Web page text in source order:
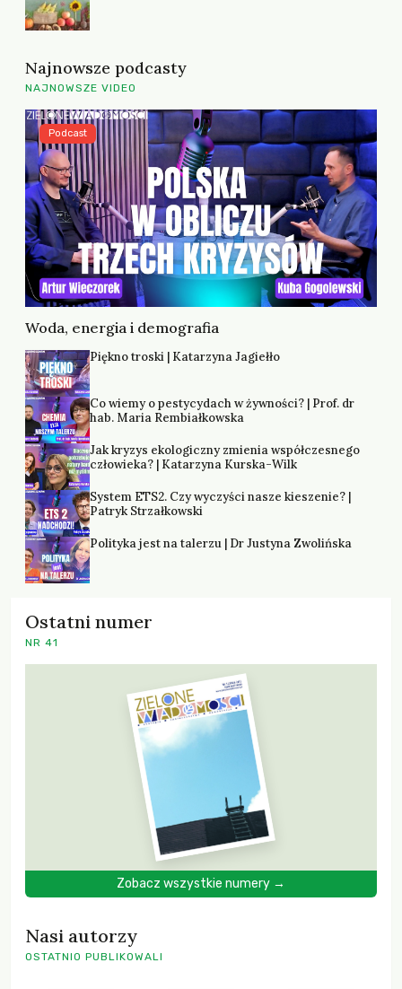
Najnowsze podcasty
NAJNOWSZE VIDEO
Woda, energia i demografia
Podcast
Piękno troski | Katarzyna Jagiełło
Co wiemy o pestycydach w żywności? | Prof. dr
hab. Maria Rembiałkowska
Jak kryzys ekologiczny zmienia współczesnego
człowieka? | Katarzyna Kurska-Wilk
System ETS2. Czy wyczyści nasze kieszenie? |
Patryk Strzałkowski
Polityka jest na talerzu | Dr Justyna Zwolińska
Ostatni numer
NR 41
Zobacz wszystkie numery →
Nasi autorzy
OSTATNIO PUBLIKOWALI